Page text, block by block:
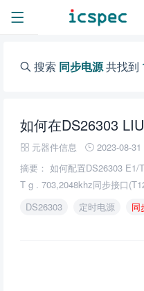
搜索 同步电源共找到
元器件信息
2023-08-
摘要： 如何配置DS26303 E1/
T g . 703,2048khz同步接口
同步电源单元(SSU)应用。
DS26303 定时电源 同